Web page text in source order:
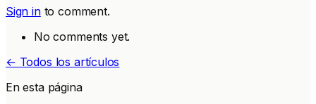
Sign in to comment.
No comments yet.
← Todos los artículos
En esta página